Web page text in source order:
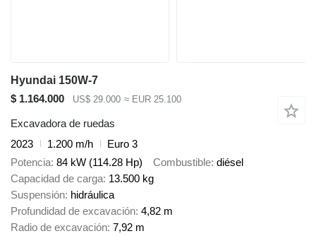
Hyundai 150W-7
$ 1.164.000
US$ 29.000 ≈ EUR 25.100
Excavadora de ruedas
2023
1.200 m/h
Euro 3
Potencia 84 kW (114.28 Hp) Combustible diésel
Capacidad de carga 13.500 kg
Suspensión hidráulica
Profundidad de excavación 4,82 m
Radio de excavación 7,92 m